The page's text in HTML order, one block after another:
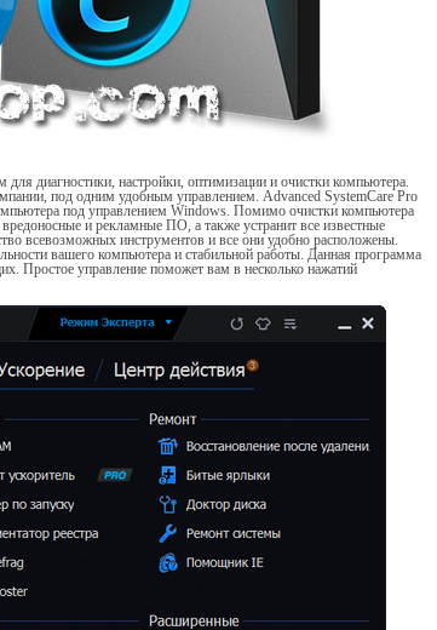
диагностики, настройки, оптимизации и очистки компьютера.
под одним удобным управлением. Advanced SystemCare Pro
под управлением Windows. Помимо очистки компьютера
и рекламные ПО, а также устранит все известные
всевозможных инструментов и все они удобно расположены.
вашего компьютера и стабильной работы. Данная программа
Простое управление поможет вам в несколько нажатий